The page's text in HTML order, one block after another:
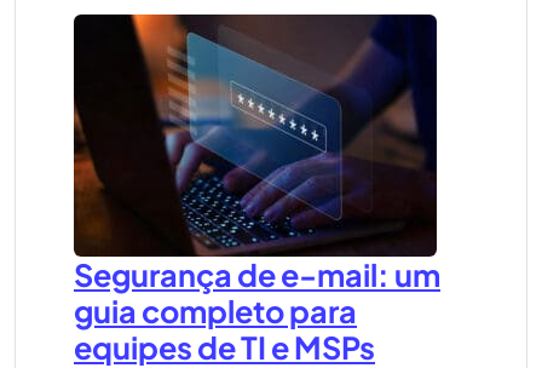
Segurança de e-mail: um
guia completo para
equipes de TI e MSPs